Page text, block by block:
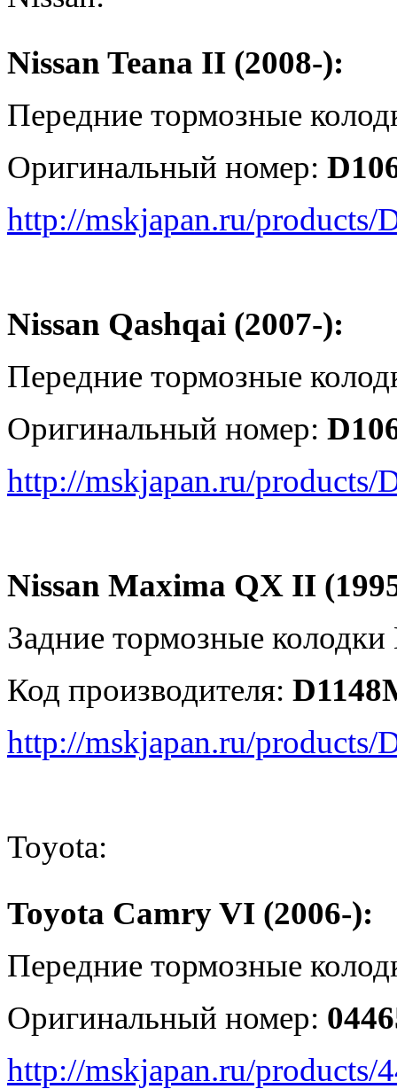
Nissan Teana II (2008-):
Передние тормозные
Оригинальный номер:
http://mskjapan.ru/products/
Nissan Qashqai (2007-):
Передние тормозные
Оригинальный номер:
http://mskjapan.ru/products/
Nissan Maxima QX II
Задние тормозные колодки
Код производителя:
http://mskjapan.ru/products/
Toyota:
Toyota Camry VI (2006-):
Передние тормозные
Оригинальный номер:
http://mskjapan.ru/products/